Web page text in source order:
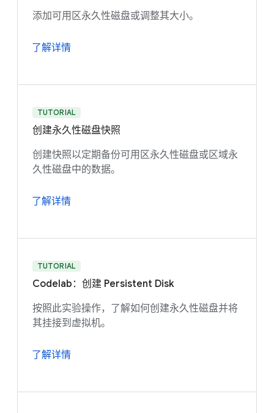
添加可用区永久性磁盘或调整其大小。
了解详情
TUTORIAL
创建永久性磁盘快照
创建快照以定期备份可用区永久性磁盘或区域永
久性磁盘中的数据。
了解详情
TUTORIAL
Codelab：创建 Persistent Disk
按照此实验操作，了解如何创建永久性磁盘并将
其挂接到虚拟机。
了解详情